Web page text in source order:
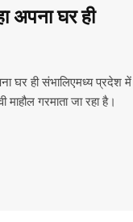
अपना घर ही
घर ही संभालिएमध्य प्रदेश में
गरमाता जा रहा है।